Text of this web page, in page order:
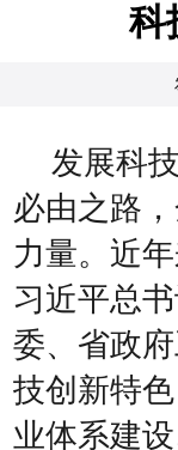
科
发展科
必由之路
力量。近
习近平总
委、省政
技创新特
业体系建